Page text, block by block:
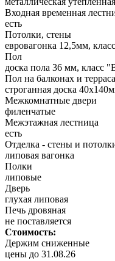
Входная временная
есть
Потолки, стены
евровагонка 12,5мм,
Пол
доска пола 36 мм, класс
Пол на балконах и
строганная доска
Межкомнатные двери
филенчатые
Межэтажная лестница
есть
Отделка - стены и
липовая вагонка
Полки
липовые
Дверь
глухая липовая
Печь дровяная
не поставляется
Стоимость:
Держим сниженные
цены до 31.08.26